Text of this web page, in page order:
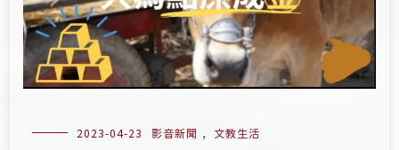
2023-04-23 影音新聞 , 文教生活